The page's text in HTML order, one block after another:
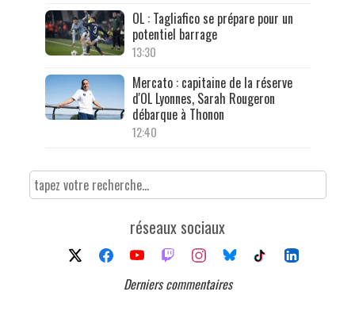
OL : Tagliafico se prépare pour un
potentiel barrage
13:30
Mercato : capitaine de la réserve
d'OL Lyonnes, Sarah Rougeron
débarque à Thonon
12:40
réseaux sociaux
Derniers commentaires